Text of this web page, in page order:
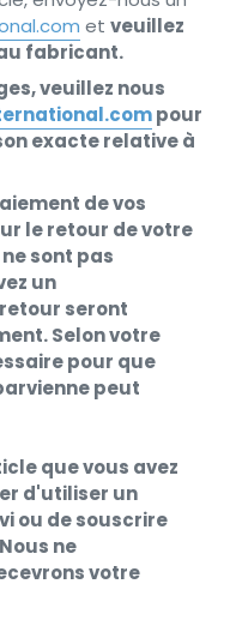
et veuillez
fabricant.
veuillez nous
pour
exacte relative à
de vos
le retour de votre
sont pas
un
seront
Selon votre
pour que
peut
que vous avez
d'utiliser un
ou de souscrire
ne
votre